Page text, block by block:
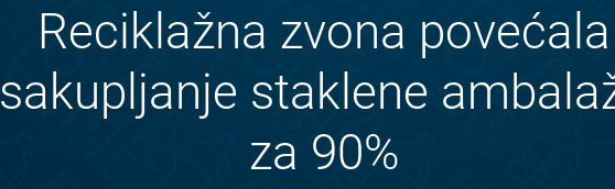
Reciklažna zvona povećala
sakupljanje staklene
za 90%